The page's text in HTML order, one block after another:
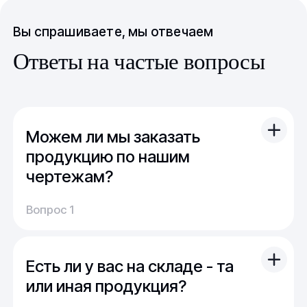
Вы спрашиваете, мы отвечаем
Ответы на частые вопросы
Можем ли мы заказать
продукцию по нашим
чертежам?
Вы можете отправить свой чертеж/проект
(в т.ч. примерный) с техническим заданием.
Мы можем изготовить для вас как мелкую
продукцию (метизы, точеные отводы,
детали), так и большие изделия
Вопрос 1
Есть ли у вас на складе - та
или иная продукция?